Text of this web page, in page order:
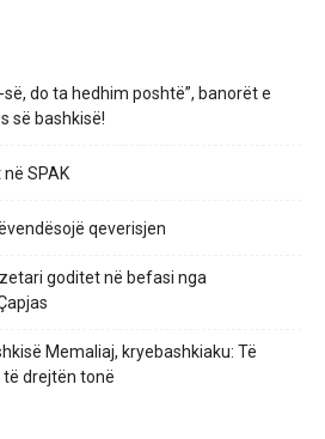
do ta hedhim poshtë”, banorët e
së bashkisë!
SPAK
qeverisjen
goditet në befasi nga
Memaliaj, kryebashkiaku: Të
drejtën tonë